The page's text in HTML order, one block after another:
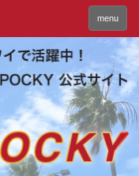
menu